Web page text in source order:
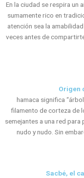
En la ciudad se respira un
sumamente rico en
atención sea la
veces antes de
Origen
hamaca significa
filamento de corteza de
semejantes a una red para
nudo y nudo. Sin
Sacbé, el